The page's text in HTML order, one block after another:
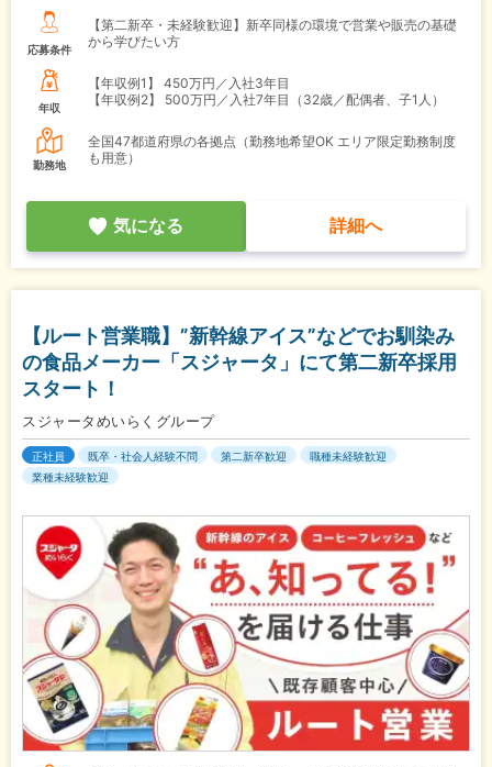
応募条件
【第二新卒・未経験歓迎】新卒同様の環境で営業や販売の基礎
から学びたい方
年収
【年収例1】
450万円／入社3年目
【年収例2】
500万円／入社7年目（32歳／配偶者、子1人）
勤務地
全国47都道府県の各拠点（勤務地希望OK エリア限定勤務制度
も用意）
気になる 詳細へ
【ルート営業職】”新幹線アイス”などでお馴染み
の食品メーカー「スジャータ」にて第二新卒採用
スタート！
スジャータめいらくグループ
正社員 既卒・社会人経験不問 第二新卒歓迎
職種未経験歓迎
業種未経験歓迎